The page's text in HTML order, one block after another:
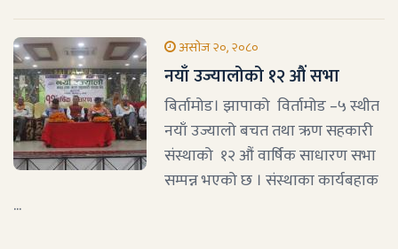
असोज २०, २०८०
नयाँ उज्यालोको १२ औं सभा
बिर्तामोड। झापाको विर्तामोड –५ स्थीत
नयाँ उज्यालो बचत तथा ऋण सहकारी
संस्थाको १२ औं वार्षिक साधारण सभा
सम्पन्न भएको छ । संस्थाका कार्यबहाक
...